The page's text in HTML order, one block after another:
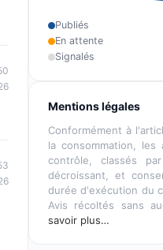
Publiés
En attente
Signalés
Mentions légales
Conformément à
la consommation,
contrôle, classés
décroissant, et
durée d'exécution du
Avis récoltés sans
savoir plus…